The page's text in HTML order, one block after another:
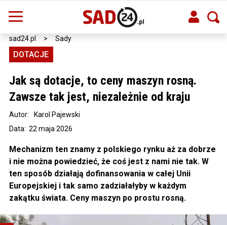
sad24.pl > Sady
DOTACJE
Jak są dotacje, to ceny maszyn rosną.
Zawsze tak jest, niezależnie od kraju
Data: 22 maja 2026
Autor: Karol Pajewski
Mechanizm ten znamy z polskiego rynku aż za dobrze
i nie można powiedzieć, że coś jest z nami nie tak. W
ten sposób działają dofinansowania w całej Unii
Europejskiej i tak samo zadziałałyby w każdym
zakątku świata. Ceny maszyn po prostu rosną.